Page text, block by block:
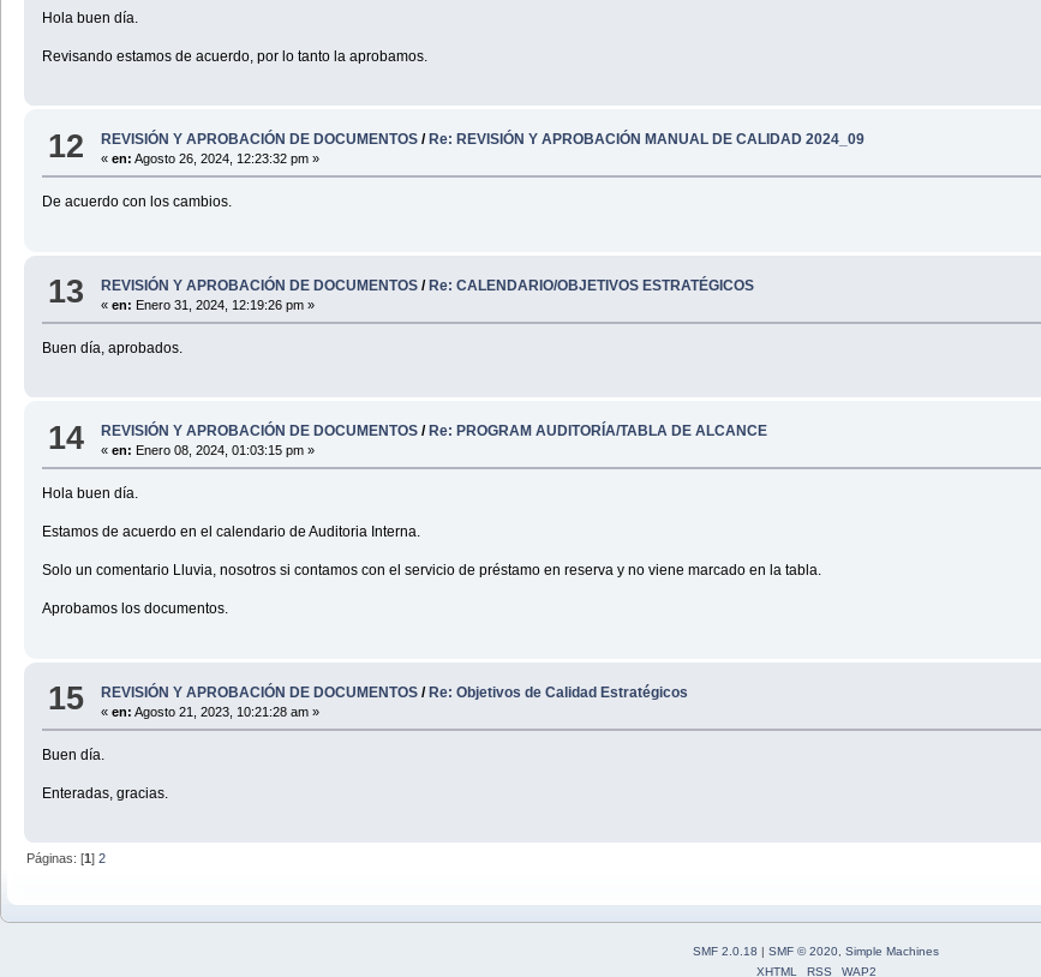
Hola buen día.
Revisando estamos de acuerdo, por lo tanto la aprobamos.
12 REVISIÓN Y APROBACIÓN DE DOCUMENTOS / Re: REVISIÓN Y APROBACIÓN MANUAL DE CALIDAD 2024_09
«en: Agosto 26, 2024, 12:23:32 pm »
De acuerdo con los cambios.
13 REVISIÓN Y APROBACIÓN DE DOCUMENTOS /Re: CALENDARIO/OBJETIVOS ESTRATÉGICOS
«en: Enero 31, 2024, 12:19:26 pm »
Buen día, aprobados.
14 REVISIÓN Y APROBACIÓN DE DOCUMENTOS / Re: PROGRAM AUDITORÍA/TABLA DE ALCANCE
«en: Enero 08, 2024, 01:03:15 pm »
Hola buen día.
Estamos de acuerdo en el calendario de Auditoria Interna.
Solo un comentario Lluvia, nosotros si contamos con el servicio de préstamo en reserva y no viene marcado en la tabla.
Aprobamos los documentos.
15 REVISIÓN Y APROBACIÓN DE DOCUMENTOS /Re: Objetivos de Calidad Estratégicos
«en: Agosto 21, 2023, 10:21:28 am »
Buen día.
Enteradas, gracias.
Páginas: [1]2
SMF 2.0.18 SMF © 2020, Simple Machines
XHTML
RSS WAP2